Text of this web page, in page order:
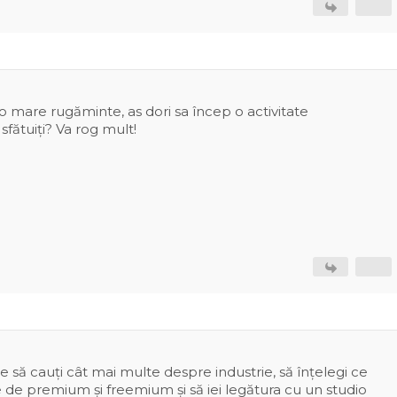
mare rugăminte, as dori sa încep o activitate
Va rog mult!
să cauți cât mai multe despre industrie, să înțelegi ce
premium și freemium și să iei legătura cu un studio